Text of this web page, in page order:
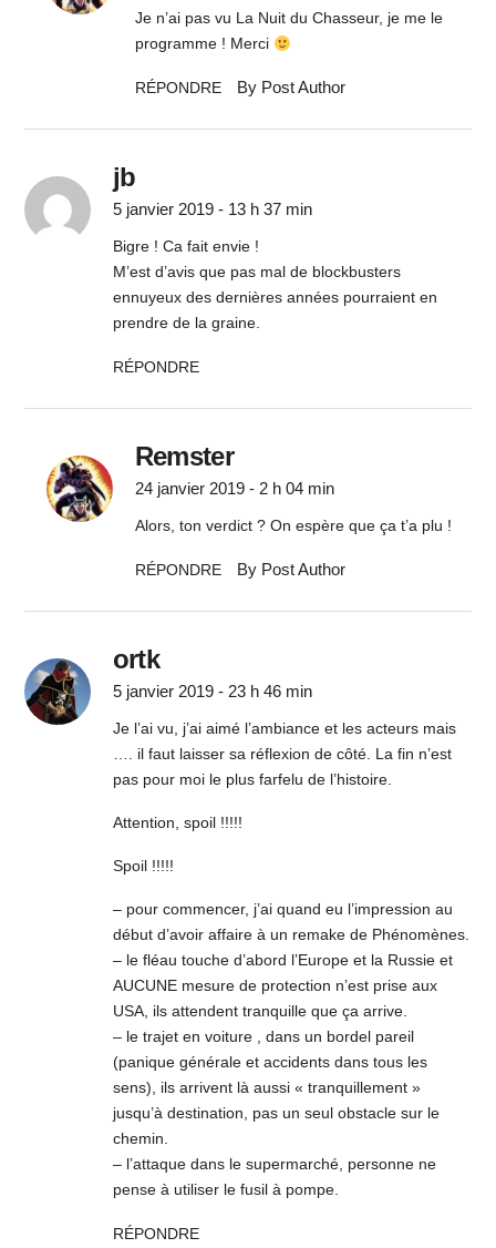
Je n’ai pas vu La Nuit du Chasseur, je me le
programme ! Merci
RÉPONDRE By Post Author
jb
5 janvier 2019 - 13 h 37 min
Bigre ! Ca fait envie !
M’est d’avis que pas mal de blockbusters
ennuyeux des dernières années pourraient en
prendre de la graine.
RÉPONDRE
Remster
24 janvier 2019 - 2 h 04 min
Alors, ton verdict ? On espère que ça t’a plu !
RÉPONDRE By Post Author
ortk
5 janvier 2019 - 23 h 46 min
Je l’ai vu, j’ai aimé l’ambiance et les acteurs mais
…. il faut laisser sa réflexion de côté. La fin n’est
pas pour moi le plus farfelu de l’histoire.
Attention, spoil !!!!!
Spoil !!!!!
– pour commencer, j’ai quand eu l’impression au
début d’avoir affaire à un remake de Phénomènes.
– le fléau touche d’abord l’Europe et la Russie et
AUCUNE mesure de protection n’est prise aux
USA, ils attendent tranquille que ça arrive.
– le trajet en voiture , dans un bordel pareil
(panique générale et accidents dans tous les
sens), ils arrivent là aussi « tranquillement »
jusqu’à destination, pas un seul obstacle sur le
chemin.
– l’attaque dans le supermarché, personne ne
pense à utiliser le fusil à pompe.
RÉPONDRE